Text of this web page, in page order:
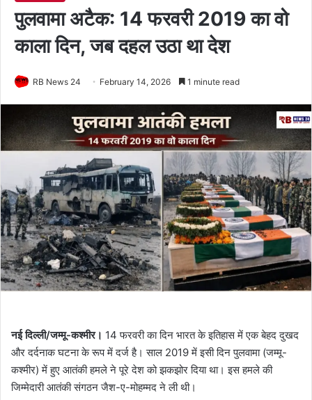
पुलवामा अटैक: 14 फरवरी 2019 का वो
काला दिन, जब दहल उठा था देश
RB News 24 February 14, 2026 1 minute read
नई दिल्ली/जम्मू-कश्मीर। 14 फरवरी का दिन भारत के इतिहास में एक बेहद दुखद
और दर्दनाक घटना के रूप में दर्ज है। साल 2019 में इसी दिन पुलवामा (जम्मू-
कश्मीर) में हुए आतंकी हमले ने पूरे देश को झकझोर दिया था। इस हमले की
जिम्मेदारी आतंकी संगठन जैश-ए-मोहम्मद ने ली थी।